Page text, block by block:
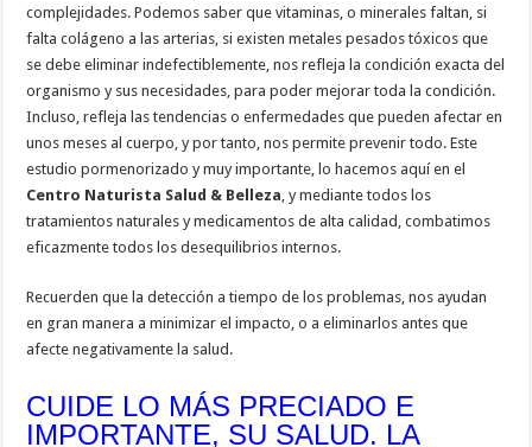
complejidades. Podemos saber que vitaminas, o minerales faltan, si
falta colágeno a las arterias, si existen metales pesados tóxicos que
se debe eliminar indefectiblemente, nos refleja la condición exacta del
organismo y sus necesidades, para poder mejorar toda la condición.
Incluso, refleja las tendencias o enfermedades que pueden afectar en
unos meses al cuerpo, y por tanto, nos permite prevenir todo. Este
estudio pormenorizado y muy importante, lo hacemos aquí en el
Centro Naturista Salud & Belleza , y mediante todos los
tratamientos naturales y medicamentos de alta calidad, combatimos
eficazmente todos los desequilibrios internos.
Recuerden que la detección a tiempo de los problemas, nos ayudan
en gran manera a minimizar el impacto, o a eliminarlos antes que
afecte negativamente la salud.
CUIDE LO MÁS PRECIADO E
IMPORTANTE, SU SALUD. LA